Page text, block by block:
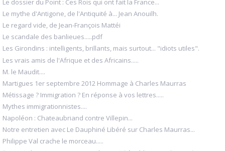
Le dossier du Point : Ces Rois qui ont fait la France...
Le mythe d'Antigone, de l'Antiquité à... Jean Anouilh.
Le regard vide, de Jean-François Mattéi
Le scandale des banlieues.....pdf
Les Girondins : intelligents, brillants, mais surtout... "idiots utiles".
Les vrais amis de l'Afrique et des Africains.....
M. le Maudit....
Martigues 1er septembre 2012 Hommage à Charles Maurras
Métissage ? Immigration ? En réponse à vos lettres.....
Mythes immigrationnistes....
Napoléon : Chateaubriand contre Villepin...
Notre entretien avec Le Dauphiné Libéré sur Charles Maurras...
Philippe Val crache le morceau.....